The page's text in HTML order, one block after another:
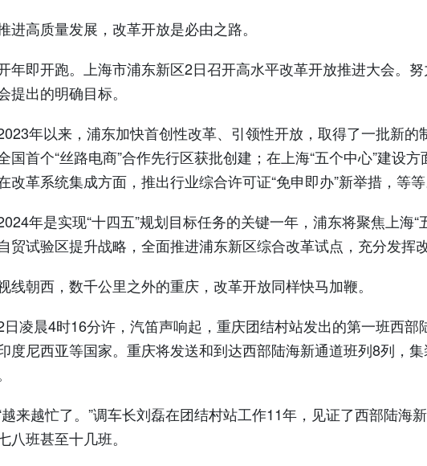
高质量发展，改革开放是必由之路。
即开跑。上海市浦东新区2日召开高水平改革开放推进大会。努
提出的明确目标。
年以来，浦东加快首创性改革、引领性开放，取得了一批新的
国首个“丝路电商”合作先行区获批创建；在上海“五个中心”建设
改革系统集成方面，推出行业综合许可证“免申即办”新举措，等等
年是实现“十四五”规划目标任务的关键一年，浦东将聚焦上海“
贸试验区提升战略，全面推进浦东新区综合改革试点，充分发挥
朝西，数千公里之外的重庆，改革开放同样快马加鞭。
晨4时16分许，汽笛声响起，重庆团结村站发出的第一班西部
度尼西亚等国家。重庆将发送和到达西部陆海新通道班列8列，
越忙了。”调车长刘磊在团结村站工作11年，见证了西部陆海
八班甚至十几班。